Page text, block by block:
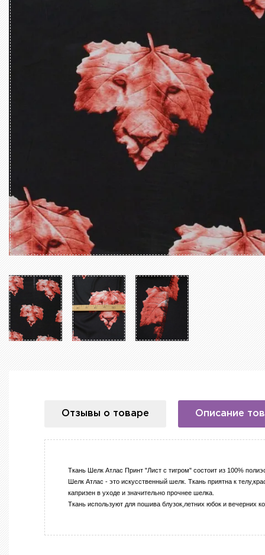
Отзывы о товаре Описание
Ткань Шелк Атлас Принт "Лист с тигром" состоит из 100%
Шелк Атлас - это искусственный шелк. Ткань приятна к
капризен в уходе и значительно прочнее шелка.
Ткань используют для пошива блузок,летних юбок и вечерних